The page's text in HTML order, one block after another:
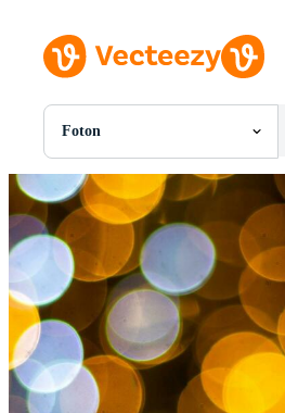
Foton
Alla Bilder
Foton
PNGs
PSDs
Mallar
Vektorer
Videor
Rörlig grafik
Redaktionella Bilder
Redaktionella Evenemang